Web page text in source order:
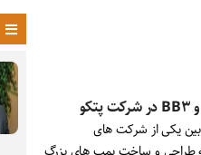
یکی از شرکت های